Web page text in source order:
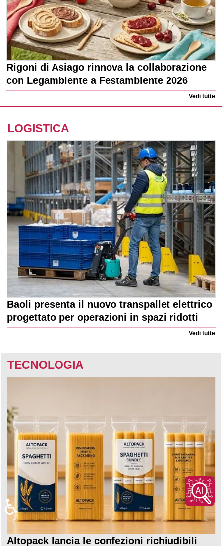
Rigoni di Asiago rinnova la collaborazione
con Legambiente a Festambiente 2026
Vedi tutte
LOGISTICA
Baoli presenta il nuovo transpallet elettrico
progettato per operazioni in spazi ridotti
Vedi tutte
TECNOLOGIA
Altopack lancia le confezioni richiudibili